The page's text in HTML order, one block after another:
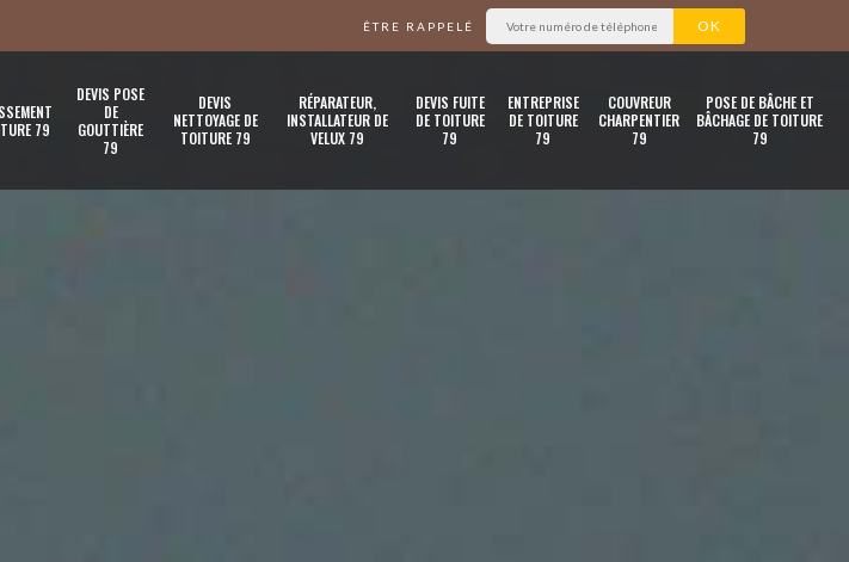
ÊTRE RAPPELÉ
79
DEVIS POSE
DE
GOUTTIÈRE
79
DEVIS
NETTOYAGE DE
TOITURE 79
RÉPARATEUR,
INSTALLATEUR DE
VELUX 79
DEVIS FUITE
DE TOITURE
79
ENTREPRISE
DE TOITURE
79
COUVREUR
CHARPENTIER
79
POSE DE BÂCHE ET
BÂCHAGE DE TOITURE
79